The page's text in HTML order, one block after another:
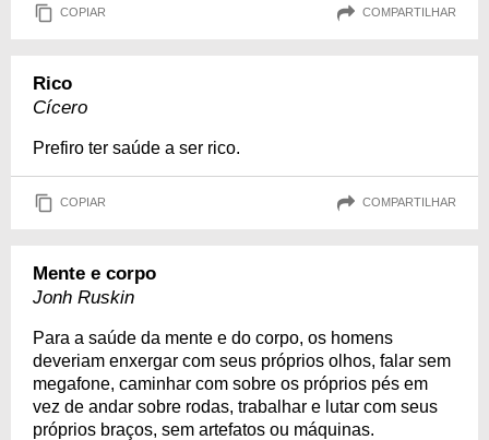
COPIAR COMPARTILHAR
Rico
Cícero
Prefiro ter saúde a ser rico.
COPIAR COMPARTILHAR
Mente e corpo
Jonh Ruskin
Para a saúde da mente e do corpo, os homens
deveriam enxergar com seus próprios olhos, falar sem
megafone, caminhar com sobre os próprios pés em
vez de andar sobre rodas, trabalhar e lutar com seus
próprios braços, sem artefatos ou máquinas.